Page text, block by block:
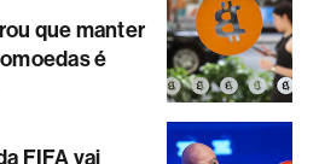
que manter
é
FIFA vai